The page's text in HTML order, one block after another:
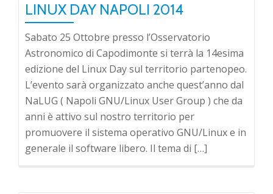
LINUX DAY NAPOLI 2014
Sabato 25 Ottobre presso l’Osservatorio
Astronomico di Capodimonte si terrà la 14esima
edizione del Linux Day sul territorio partenopeo.
L’evento sarà organizzato anche quest’anno dal
NaLUG ( Napoli GNU/Linux User Group ) che da
anni è attivo sul nostro territorio per
promuovere il sistema operativo GNU/Linux e in
generale il software libero. Il tema di […]